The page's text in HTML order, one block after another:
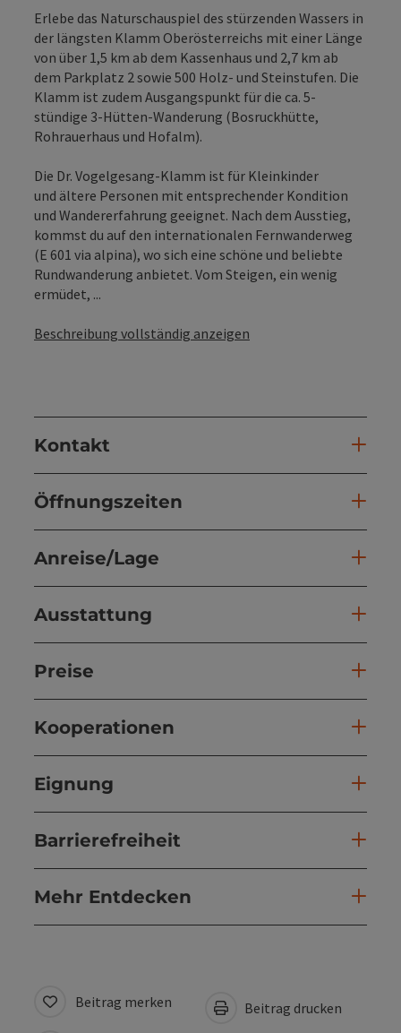
Erlebe das Naturschauspiel des stürzenden Wassers in
der längsten Klamm Oberösterreichs mit einer Länge
von über 1,5 km ab dem Kassenhaus und 2,7 km ab
dem Parkplatz 2 sowie 500 Holz- und Steinstufen. Die
Klamm ist zudem Ausgangspunkt für die ca. 5-
stündige 3-Hütten-Wanderung (Bosruckhütte,
Rohrauerhaus und Hofalm).
Die Dr. Vogelgesang-Klamm ist für Kleinkinder
und ältere Personen mit entsprechender Kondition
und Wandererfahrung geeignet. Nach dem Ausstieg,
kommst du auf den internationalen Fernwanderweg
(E 601 via alpina), wo sich eine schöne und beliebte
Rundwanderung anbietet. Vom Steigen, ein wenig
ermüdet, ...
Beschreibung vollständig anzeigen
Kontakt
Öffnungszeiten
Anreise/Lage
Ausstattung
Preise
Kooperationen
Eignung
Barrierefreiheit
Mehr Entdecken
Beitrag merken Beitrag drucken